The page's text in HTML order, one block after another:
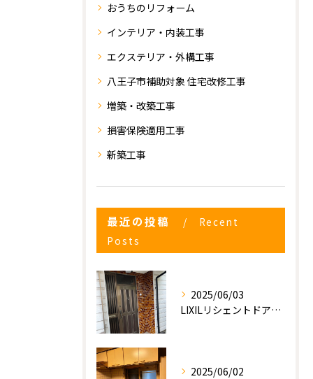
おうちのリフォーム
インテリア・内装工事
エクステリア・外構工事
八王子市補助対象 住宅改修工事
増築・改築工事
損害保険適用工事
新築工事
最近の投稿
Recent
Posts
2025/06/03
LIXILリシェントドアの入れ替え
2025/06/02